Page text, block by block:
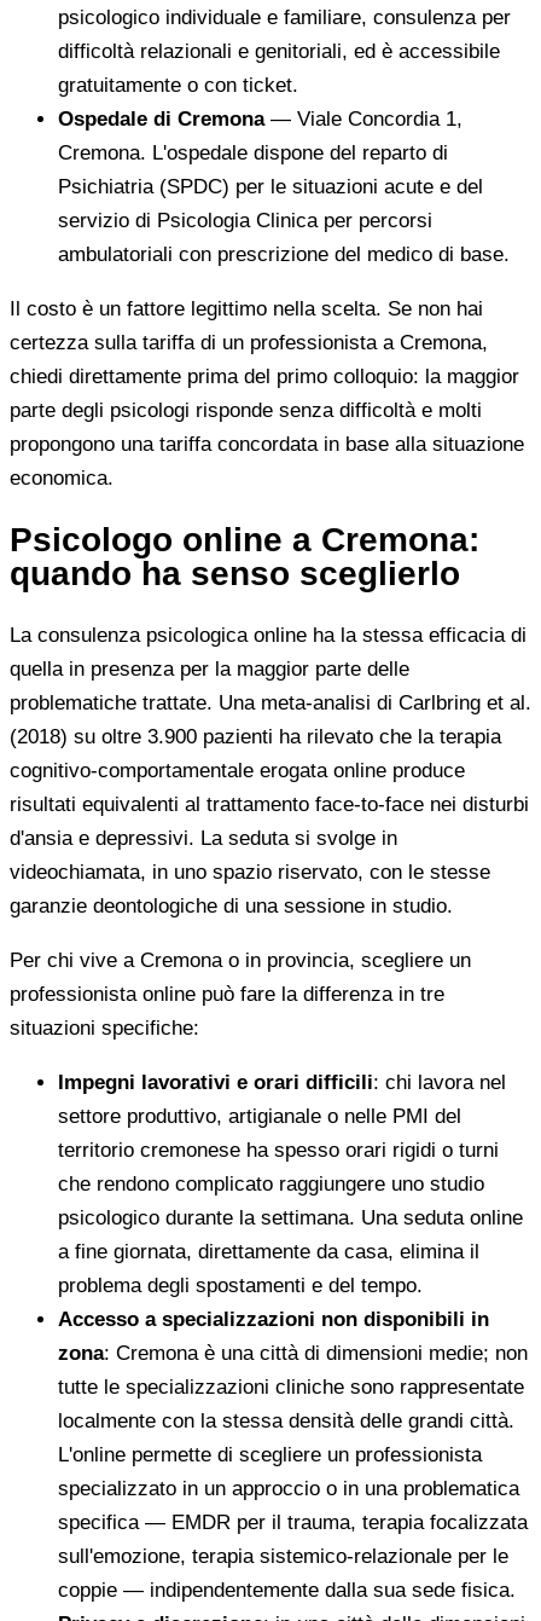
psicologico individuale e familiare, consulenza per
difficoltà relazionali e genitoriali, ed è accessibile
gratuitamente o con ticket.
Ospedale di Cremona— Viale Concordia 1,
Cremona. L'ospedale dispone del reparto di
Psichiatria (SPDC) per le situazioni acute e del
servizio di Psicologia Clinica per percorsi
ambulatoriali con prescrizione del medico di base.
Il costo è un fattore legittimo nella scelta. Se non hai
certezza sulla tariffa di un professionista a Cremona,
chiedi direttamente prima del primo colloquio: la maggior
parte degli psicologi risponde senza difficoltà e molti
propongono una tariffa concordata in base alla situazione
economica.
Psicologo online a Cremona:
quando ha senso sceglierlo
La consulenza psicologica online ha la stessa efficacia di
quella in presenza per la maggior parte delle
problematiche trattate. Una meta-analisi di Carlbring et al.
(2018) su oltre 3.900 pazienti ha rilevato che la terapia
cognitivo-comportamentale erogata online produce
risultati equivalenti al trattamento face-to-face nei disturbi
d'ansia e depressivi. La seduta si svolge in
videochiamata, in uno spazio riservato, con le stesse
garanzie deontologiche di una sessione in studio.
Per chi vive a Cremona o in provincia, scegliere un
professionista online può fare la differenza in tre
situazioni specifiche:
Impegni lavorativi e orari difficili: chi lavora nel
settore produttivo, artigianale o nelle PMI del
territorio cremonese ha spesso orari rigidi o turni
che rendono complicato raggiungere uno studio
psicologico durante la settimana. Una seduta online
a fine giornata, direttamente da casa, elimina il
problema degli spostamenti e del tempo.
Accesso a specializzazioni non disponibili in
zona: Cremona è una città di dimensioni medie; non
tutte le specializzazioni cliniche sono rappresentate
localmente con la stessa densità delle grandi città.
L'online permette di scegliere un professionista
specializzato in un approccio o in una problematica
specifica — EMDR per il trauma, terapia focalizzata
sull'emozione, terapia sistemico-relazionale per le
coppie — indipendentemente dalla sua sede fisica.